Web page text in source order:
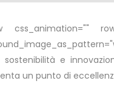
css_animation=""
sostenibilità e
un punto di